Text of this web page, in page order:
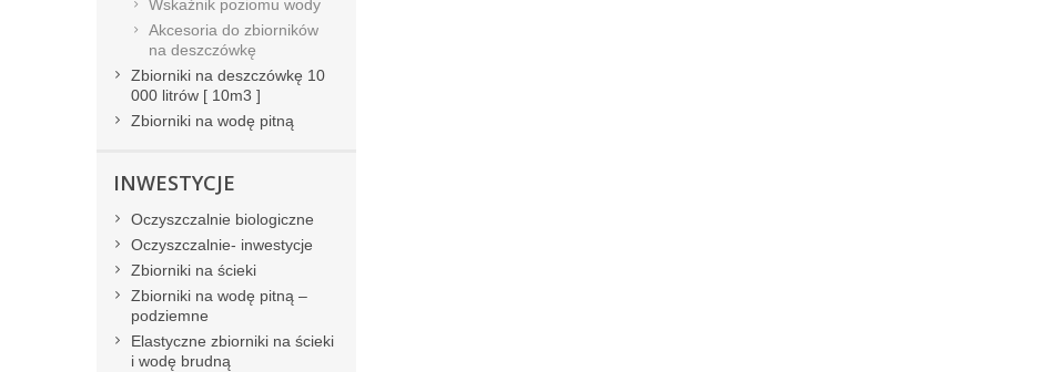
Wskaźnik poziomu wody
Akcesoria do zbiorników
na deszczówkę
Zbiorniki na deszczówkę 10
000 litrów [ 10m3 ]
Zbiorniki na wodę pitną
INWESTYCJE
Oczyszczalnie biologiczne
Oczyszczalnie- inwestycje
Zbiorniki na ścieki
Zbiorniki na wodę pitną –
podziemne
Elastyczne zbiorniki na ścieki
i wodę brudną